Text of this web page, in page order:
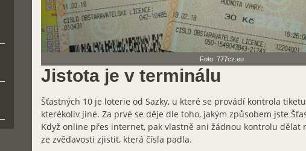
Foto: 777cz.eu
Jistota je v terminálu
Šťastných 10 je loterie od Sazky, u které se provádí kontrola
kterékoliv jiné. Za prvé se děje dle toho, jakým způsobem jste
Když online přes internet, pak vlastně ani žádnou kontrolu dělat
ze zvědavosti zjistit, která čísla padla.